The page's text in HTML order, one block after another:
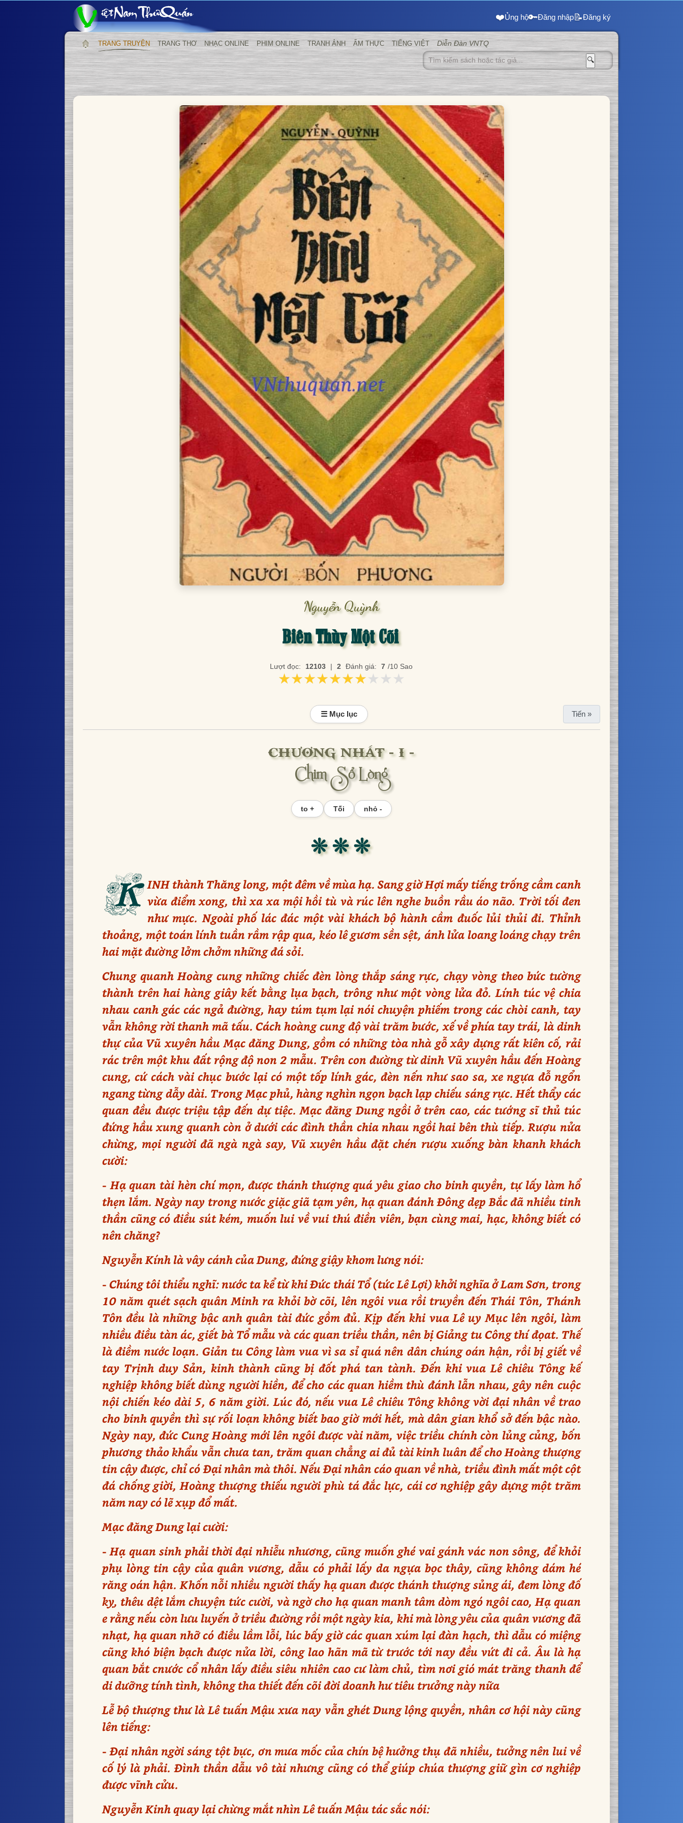
❤️Ủng hộ🔑Đăng nhập📝Đăng ký
TRANG TRUYỆN TRANG THƠ NHẠC ONLINE PHIM ONLINE TRANH ẢNH ẨM THỰC TIẾNG VIỆT Diễn Đàn VNTQ
🔍
Nguyễn Quỳnh
Biên Thùy Một Cõi
Lượt đọc: 12103 | 2 Đánh giá: 7 /10 Sao
★★★★★★★★★★
★★★★★★★★★★
☰ Mục lục Tiến »
CHƯƠNG NHẤT - I -
Chim Sổ Lòng
to + Tối nhỏ -
❊ ❊ ❊
K INH thành Thăng long, một đêm về mùa hạ. Sang giờ Hợi mấy tiếng trống cầm canh
vừa điểm xong, thì xa xa mội hồi tù và rúc lên nghe buồn rầu áo não. Trời tối đen
như mực. Ngoài phố lác đác một vài khách bộ hành cầm đuốc lủi thủi đi. Thỉnh
thoảng, một toán lính tuần rầm rập qua, kéo lê gươm sền sệt, ánh lửa loang loáng chạy trên
hai mặt đường lởm chởm những đá sỏi.
Chung quanh Hoàng cung những chiếc đèn lòng thắp sáng rực, chạy vòng theo bức tường
thành trên hai hàng giây kết bằng lụa bạch, trông như một vòng lửa đỏ. Lính túc vệ chia
nhau canh gác các ngả đường, hay túm tụm lại nói chuyện phiếm trong các chòi canh, tay
vẫn không rời thanh mã tấu. Cách hoàng cung độ vài trăm bước, xế về phía tay trái, là dinh
thự của Vũ xuyên hầu Mạc đăng Dung, gồm có những tòa nhà gỗ xây dựng rất kiên cố, rải
rác trên một khu đất rộng độ non 2 mẫu. Trên con đường từ dinh Vũ xuyên hầu đến Hoàng
cung, cứ cách vài chục bước lại có một tốp lính gác, đèn nến như sao sa, xe ngựa đỗ ngổn
ngang từng dẫy dài. Trong Mạc phủ, hàng nghìn ngọn bạch lạp chiếu sáng rực. Hết thẩy các
quan đều được triệu tập đến dự tiệc. Mạc đăng Dung ngồi ở trên cao, các tướng sĩ thủ túc
đứng hầu xung quanh còn ở dưới các đình thần chia nhau ngồi hai bên thù tiếp. Rượu nửa
chừng, mọi người đã ngà ngà say, Vũ xuyên hầu đặt chén rượu xuống bàn khanh khách
cười:
- Hạ quan tài hèn chí mọn, được thánh thượng quá yêu giao cho binh quyền, tự lấy làm hổ
thẹn lắm. Ngày nay trong nước giặc giã tạm yên, hạ quan đánh Đông dẹp Bắc đã nhiều tinh
thần cũng có điều sút kém, muốn lui về vui thú điền viên, bạn cùng mai, hạc, không biết có
nên chăng?
Nguyễn Kính là vây cánh của Dung, đứng giậy khom lưng nói:
- Chúng tôi thiểu nghĩ: nước ta kể từ khi Đức thái Tổ (tức Lê Lợi) khởi nghĩa ở Lam Sơn, trong
10 năm quét sạch quân Minh ra khỏi bờ cõi, lên ngôi vua rồi truyền đến Thái Tôn, Thánh
Tôn đều là những bậc anh quân tài đức gồm đủ. Kịp đến khi vua Lê uy Mục lên ngôi, làm
nhiều điều tàn ác, giết bà Tổ mẫu và các quan triều thần, nên bị Giảng tu Công thí đọat. Thế
là điềm nước loạn. Giản tu Công làm vua vì sa sỉ quá nên dân chúng oán hận, rồi bị giết về
tay Trịnh duy Sản, kinh thành cũng bị đốt phá tan tành. Đến khi vua Lê chiêu Tông kế
nghiệp không biết dùng người hiền, để cho các quan hiềm thù đánh lẫn nhau, gây nên cuộc
nội chiến kéo dài 5, 6 năm giời. Lúc đó, nếu vua Lê chiêu Tông không vời đại nhân về trao
cho binh quyền thì sự rối loạn không biết bao giờ mới hết, mà dân gian khổ sở đến bậc nào.
Ngày nay, đức Cung Hoàng mới lên ngôi được vài năm, việc triều chính còn lủng củng, bốn
phương thảo khẩu vẫn chưa tan, trăm quan chẳng ai đủ tài kinh luân để cho Hoàng thượng
tin cậy được, chỉ có Đại nhân mà thôi. Nếu Đại nhân cáo quan về nhà, triều đình mất một cột
đá chống giời, Hoàng thượng thiếu người phù tá đắc lực, cái cơ nghiệp gây dựng một trăm
năm nay có lẽ xụp đổ mất.
Mạc đăng Dung lại cười:
- Hạ quan sinh phải thời đại nhiễu nhương, cũng muốn ghé vai gánh vác non sông, để khỏi
phụ lòng tin cậy của quân vương, dẫu có phải lấy da ngựa bọc thây, cũng không dám hé
răng oán hận. Khốn nỗi nhiều người thấy hạ quan được thánh thượng sủng ái, đem lòng đố
kỵ, thêu dệt lắm chuyện tức cười, và ngờ cho hạ quan manh tâm dòm ngó ngôi cao, Hạ quan
e rằng nếu còn lưu luyến ở triều đường rồi một ngày kia, khi mà lòng yêu của quân vương đã
nhạt, hạ quan nhỡ có điều lầm lỗi, lúc bấy giờ các quan xúm lại đàn hạch, thì dẫu có miệng
cũng khó biện bạch được nửa lời, công lao hãn mã từ trước tới nay đều vứt đi cả. Âu là hạ
quan bắt cnước cổ nhân lấy điều siêu nhiên cao cư làm chủ, tìm nơi gió mát trăng thanh để
di dưỡng tính tình, không tha thiết đến cõi đời doanh hư tiêu trưởng này nữa
Lễ bộ thượng thư là Lê tuấn Mậu xưa nay vẫn ghét Dung lộng quyền, nhân cơ hội này cũng
lên tiếng:
- Đại nhân ngời sáng tột bực, ơn mưa mốc của chín bệ hưởng thụ đã nhiều, tưởng nên lui về
cố lý là phải. Đình thần dẫu vô tài nhưng cũng có thể giúp chúa thượng giữ gìn cơ nghiệp
được vĩnh cửu.
Nguyễn Kinh quay lại chừng mắt nhìn Lê tuấn Mậu tác sắc nói: